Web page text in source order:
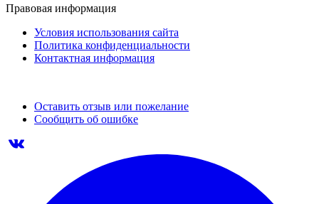
Правовая информация
Условия использования сайта
Политика конфиденциальности
Контактная информация
Оставить отзыв или пожелание
Сообщить об ошибке